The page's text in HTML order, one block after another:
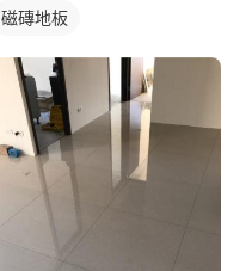
磁磚地板